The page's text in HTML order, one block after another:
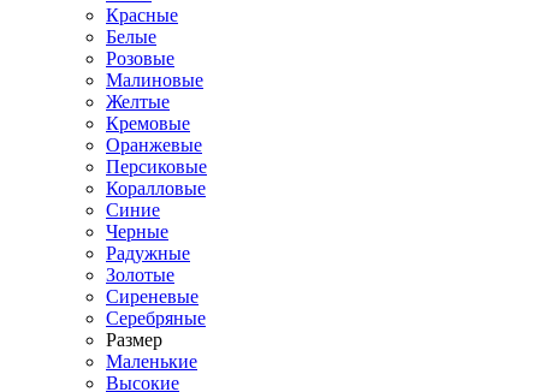
Красные
Белые
Розовые
Малиновые
Желтые
Кремовые
Оранжевые
Персиковые
Коралловые
Синие
Черные
Радужные
Золотые
Сиреневые
Серебряные
Размер
Маленькие
Высокие